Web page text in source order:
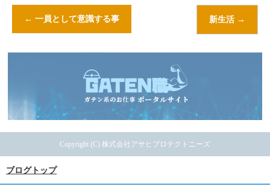
← 一員として意識する事 新生活 →
Copyright (C) 株式会社アサヒプロテクトニーズ
ブログトップ